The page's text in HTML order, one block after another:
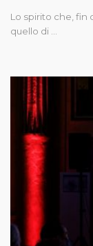
Lo spirito che, fin
quello di …